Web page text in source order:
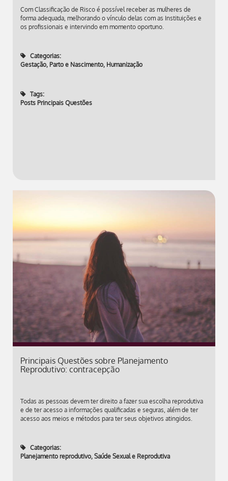
Com Classificação de Risco é possível receber as mulheres de
forma adequada, melhorando o vínculo delas com as Instituições e
os profissionais e intervindo em momento oportuno.
Categorias:
Gestação, Parto e Nascimento, Humanização
Tags:
Posts Principais Questões
Principais Questões sobre Planejamento
Reprodutivo: contracepção
Todas as pessoas devem ter direito a fazer sua escolha reprodutiva
e de ter acesso a informações qualificadas e seguras, além de ter
acesso aos meios e métodos para ter seus objetivos atingidos.
Categorias:
Planejamento reprodutivo, Saúde Sexual e Reprodutiva